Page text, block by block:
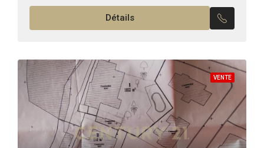
projet...
Détails
VENTE